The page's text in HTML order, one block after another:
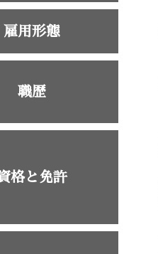
雇用形態
職歴
格と免許